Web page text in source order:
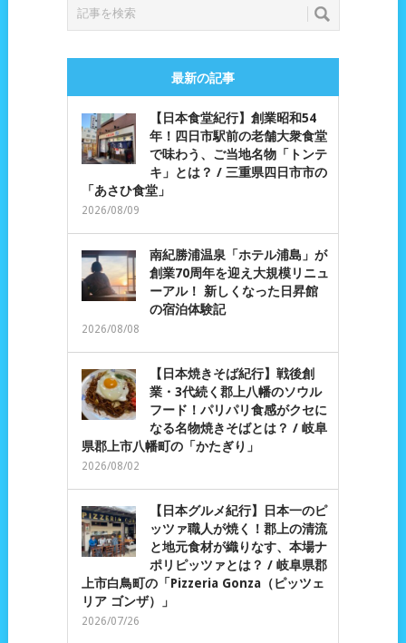
最新の記事
【日本食堂紀行】創業昭和54
年！四日市駅前の老舗大衆食堂
で味わう、ご当地名物「トンテ
キ」とは？ / 三重県四日市市の
「あさひ食堂」
2026/08/09
南紀勝浦温泉「ホテル浦島」が
創業70周年を迎え大規模リニュ
ーアル！ 新しくなった日昇館
の宿泊体験記
2026/08/08
【日本焼きそば紀行】戦後創
業・3代続く郡上八幡のソウル
フード！パリパリ食感がクセに
なる名物焼きそばとは？ / 岐阜
県郡上市八幡町の「かたぎり」
2026/08/02
【日本グルメ紀行】日本一のピ
ッツァ職人が焼く！郡上の清流
と地元食材が織りなす、本場ナ
ポリピッツァとは？ / 岐阜県郡
上市白鳥町の「Pizzeria Gonza（ピッツェ
リア ゴンザ）」
2026/07/26